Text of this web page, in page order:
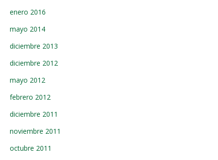
enero 2016
mayo 2014
diciembre 2013
diciembre 2012
mayo 2012
febrero 2012
diciembre 2011
noviembre 2011
octubre 2011